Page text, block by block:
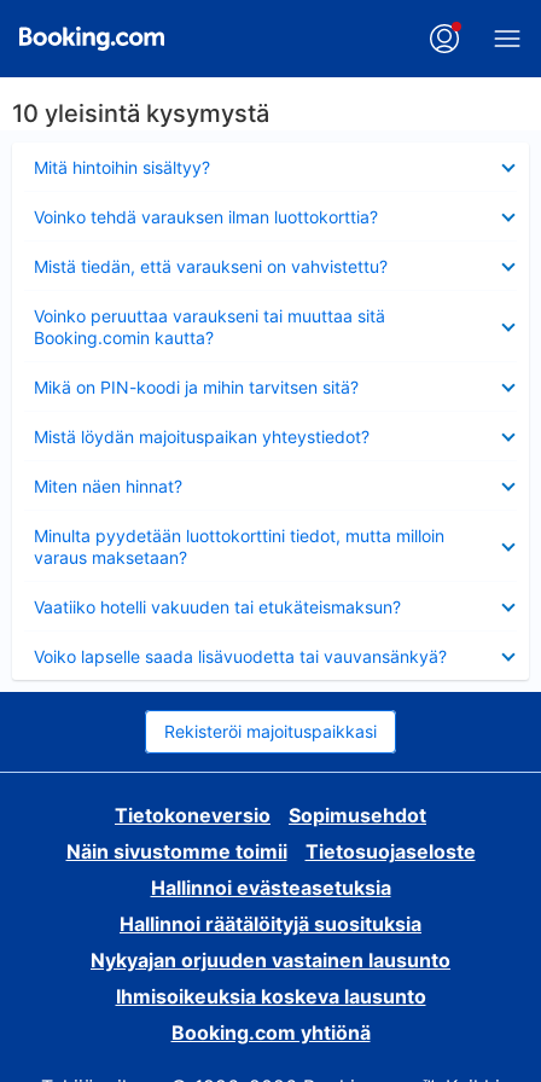
10 yleisintä kysymystä
Mitä hintoihin sisältyy?
Voinko tehdä varauksen ilman luottokorttia?
Mistä tiedän, että varaukseni on vahvistettu?
Voinko peruuttaa varaukseni tai muuttaa sitä
Booking.comin kautta?
Mikä on PIN-koodi ja mihin tarvitsen sitä?
Mistä löydän majoituspaikan yhteystiedot?
Miten näen hinnat?
Minulta pyydetään luottokorttini tiedot, mutta milloin
varaus maksetaan?
Vaatiiko hotelli vakuuden tai etukäteismaksun?
Voiko lapselle saada lisävuodetta tai vauvansänkyä?
Rekisteröi majoituspaikkasi
Tietokoneversio
Sopimusehdot
Näin sivustomme toimii
Tietosuojaseloste
Hallinnoi evästeasetuksia
Hallinnoi räätälöityjä suosituksia
Nykyajan orjuuden vastainen lausunto
Ihmisoikeuksia koskeva lausunto
Booking.com yhtiönä